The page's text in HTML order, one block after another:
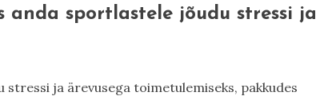
anda sportlastele jõudu stressi ja
ja ärevusega toimetulemiseks, pakkudes